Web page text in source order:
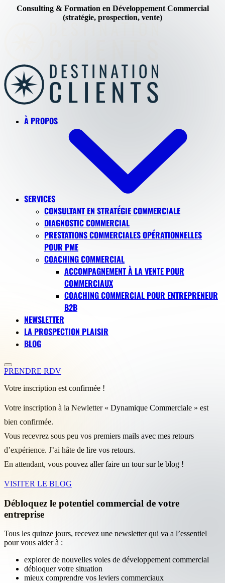
Consulting & Formation en Développement Commercial
(stratégie, prospection, vente)
À PROPOS
SERVICES
CONSULTANT EN STRATÉGIE COMMERCIALE
DIAGNOSTIC COMMERCIAL
PRESTATIONS COMMERCIALES OPÉRATIONNELLES
POUR PME
COACHING COMMERCIAL
ACCOMPAGNEMENT À LA VENTE POUR
COMMERCIAUX
COACHING COMMERCIAL POUR ENTREPRENEUR
B2B
NEWSLETTER
LA PROSPECTION PLAISIR
BLOG
PRENDRE RDV
Votre inscription est confirmée !
Votre inscription à la Newletter « Dynamique Commerciale » est
bien confirmée.
Vous recevrez sous peu vos premiers mails avec mes retours
d’expérience. J’ai hâte de lire vos retours.
En attendant, vous pouvez aller faire un tour sur le blog !
VISITER LE BLOG
Débloquez le potentiel commercial de votre
entreprise
Tous les quinze jours, recevez une newsletter qui va a l’essentiel
pour vous aider à :
explorer de nouvelles voies de développement commercial
débloquer votre situation
mieux comprendre vos leviers commerciaux